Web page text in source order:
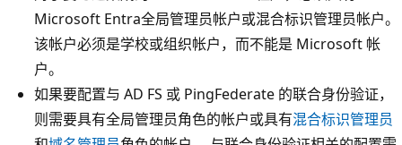
Microsoft Entra全局管理员帐户或混合标识管理员帐户。
该帐户必须是学校或组织帐户，而不能是 Microsoft 帐
户。
如果要配置与 AD FS 或 PingFederate 的联合身份验证，
则需要具有全局管理员角色的帐户或具有混合标识管理员